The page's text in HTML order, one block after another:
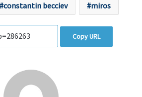
constantin becciev miros
Copy URL